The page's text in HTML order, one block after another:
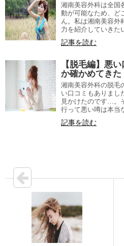
湘南美容外科は全国
動が可能なため、ど
ん。私は湘南美容外
力を紹介していきた
記事を読む
【脱毛編】悪
か確かめてきた
湘南美容外科の脱毛
い口コミもありまし
見かけたのです…。
行って悪い噂は本当
記事を読む